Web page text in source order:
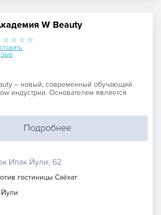
W Beauty
– новый, современный обучающий
индустрии. Основателем является
Подробнее
Ипак Йули, 62
гостиницы Саёхат